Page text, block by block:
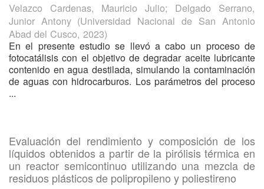
Velazco Cardenas, Mauricio Julio; Delgado Serrano,
Junior Antony (Universidad Nacional de San Antonio
Abad del Cusco, 2023)
En el presente estudio se llevó a cabo un proceso de
fotocatálisis con el objetivo de degradar aceite lubricante
contenido en agua destilada, simulando la contaminación
de aguas con hidrocarburos. Los parámetros del proceso
...
Evaluación del rendimiento y composición de los
líquidos obtenidos a partir de la pirólisis térmica en
un reactor semicontinuo utilizando una mezcla de
residuos plásticos de polipropileno y poliestireno